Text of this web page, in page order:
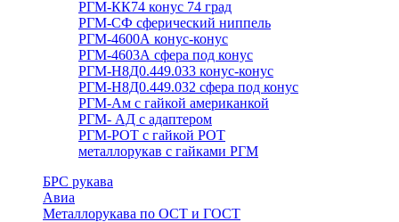
РГМ-КК74 конус 74 град
РГМ-СФ сферический ниппель
РГМ-4600А конус-конус
РГМ-4603А сфера под конус
РГМ-Н8Д0.449.033 конус-конус
РГМ-Н8Д0.449.032 сфера под конус
РГМ-Ам с гайкой американкой
РГМ- АД с адаптером
РГМ-РОТ с гайкой РОТ
металлорукав с гайками РГМ
БРС рукава
Авиа
Металлорукава по ОСТ и ГОСТ